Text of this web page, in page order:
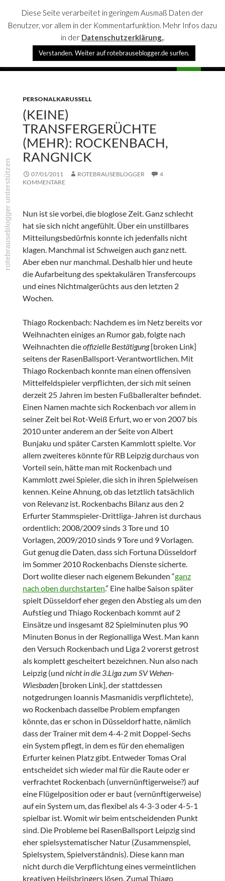
rotebrauseblogger
SPRINGE
PERSONALKARUSSELL
(KEINE)
TRANSFERGERÜCHTE
(MEHR): ROCKENBACH,
RANGNICK
07/01/2011 ROTEBRAUSEBLOGGER
4
KOMMENTARE
Nun ist sie vorbei, die bloglose Zeit. Ganz schlecht
hat sie sich nicht angefühlt. Über ein unstillbares
Mitteilungsbedürfnis konnte ich jedenfalls nicht
klagen. Manchmal ist Schweigen auch ganz nett.
Aber eben nur manchmal. Deshalb hier und heute
die Aufarbeitung des spektakulären Transfercoups
und eines Nichtmalgerüchts aus den letzten 2
Wochen.
Thiago Rockenbach: Nachdem es im Netz bereits vor
Weihnachten einiges an Rumor gab, folgte nach
Weihnachten dieoffizielle Bestätigung[broken Link]
seitens der RasenBallsport-Verantwortlichen. Mit
Thiago Rockenbach konnte man einen offensiven
Mittelfeldspieler verpflichten, der sich mit seinen
derzeit 25 Jahren im besten Fußballeralter befindet.
Einen Namen machte sich Rockenbach vor allem in
seiner Zeit bei Rot-Weiß Erfurt, wo er von 2007 bis
2010 unter anderem an der Seite von Albert
Bunjaku und später Carsten Kammlott spielte. Vor
allem zweiteres könnte für RB Leipzig durchaus von
Vorteil sein, hätte man mit Rockenbach und
Kammlott zwei Spieler, die sich in ihren Spielweisen
kennen. Keine Ahnung, ob das letztlich tatsächlich
von Relevanz ist. Rockenbachs Bilanz aus den 2
Erfurter Stammspieler-Drittliga-Jahren ist durchaus
ordentlich: 2008/2009 sinds 3 Tore und 10
Vorlagen, 2009/2010 sinds 9 Tore und 9 Vorlagen.
Gut genug die Daten, dass sich Fortuna Düsseldorf
im Sommer 2010 Rockenbachs Dienste sicherte.
Dort wollte dieser nach eigenem Bekunden “ganz
nach oben durchstarten.” Eine halbe Saison später
spielt Düsseldorf eher gegen den Abstieg als um den
Aufstieg und Thiago Rockenbach kommt auf 2
Einsätze und insgesamt 82 Spielminuten plus 90
Minuten Bonus in der Regionalliga West. Man kann
den Versuch Rockenbach und Liga 2 vorerst getrost
als komplett gescheitert bezeichnen. Nun also nach
Leipzig (und nicht in die 3.Liga zum SV Wehen-
Wiesbaden [broken Link], der stattdessen
notgedrungen Ioannis Masmanidis verpflichtete),
wo Rockenbach dasselbe Problem empfangen
könnte, das er schon in Düsseldorf hatte, nämlich
dass der Trainer mit dem 4-4-2 mit Doppel-Sechs
ein System pflegt, in dem es für den ehemaligen
Erfurter keinen Platz gibt. Entweder Tomas Oral
entscheidet sich wieder mal für die Raute oder er
verfrachtet Rockenbach (unvernünftigerweise?) auf
eine Flügelposition oder er baut (vernünftigerweise)
auf ein System um, das flexibel als 4-3-3 oder 4-5-1
spielbar ist. Womit wir beim entscheidenden Punkt
sind. Die Probleme bei RasenBallsport Leipzig sind
eher spielsystematischer Natur (Zusammenspiel,
Spielsystem, Spielverständnis). Diese kann man
nicht durch die Verpflichtung eines vermeintlichen
kreativen Heilsbringers lösen. Zumal Thiago
Diese Seite verarbeitet in geringem Ausmaß Daten der
Benutzer, vor allem in der Kommentarfunktion. Mehr Infos dazu
in der Datenschutzerklärung..
Verstanden. Weiter auf rotebrauseblogger.de surfen.
rotebrauseblogger unterstützen